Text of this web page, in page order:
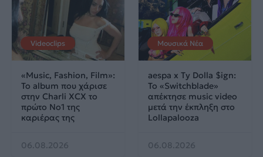
Videoclips
«Music, Fashion, Film»:
Το album που χάρισε
στην Charli XCX το
πρώτο No1 της
καριέρας της
06.08.2026
Μουσικά Νέα
aespa x Ty Dolla $ign:
Το «Switchblade»
απέκτησε music video
μετά την έκπληξη στο
Lollapalooza
06.08.2026